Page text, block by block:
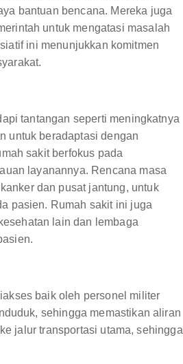
bantuan bencana. Mereka juga
untuk mengatasi masalah
ini menunjukkan komitmen
tantangan seperti meningkatnya
untuk beradaptasi dengan
sakit berfokus pada
layanannya. Rencana masa
dan pusat jantung, untuk
pasien. Rumah sakit ini juga
lain dan lembaga
baik oleh personel militer
sehingga memastikan aliran
jalur transportasi utama, sehingga